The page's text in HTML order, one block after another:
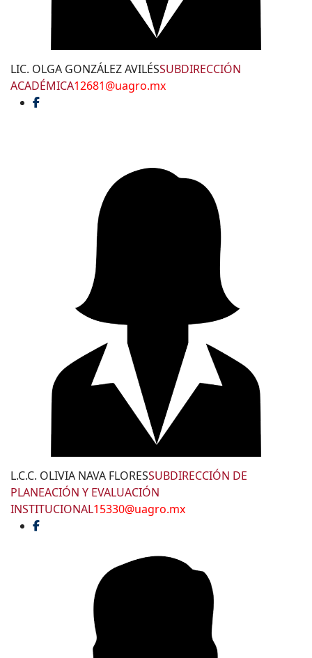
LIC. OLGA GONZÁLEZ AVILÉSSUBDIRECCIÓN
ACADÉMICA12681@uagro.mx
L.C.C. OLIVIA NAVA FLORESSUBDIRECCIÓN DE
PLANEACIÓN Y EVALUACIÓN
INSTITUCIONAL15330@uagro.mx